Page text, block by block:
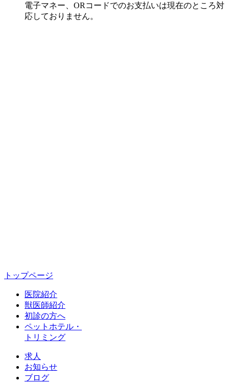
電子マネー、ORコードでのお支払いは現在のところ対
応しておりません。
トップページ
医院紹介
獣医師紹介
初診の方へ
ペットホテル・
トリミング
求人
お知らせ
ブログ